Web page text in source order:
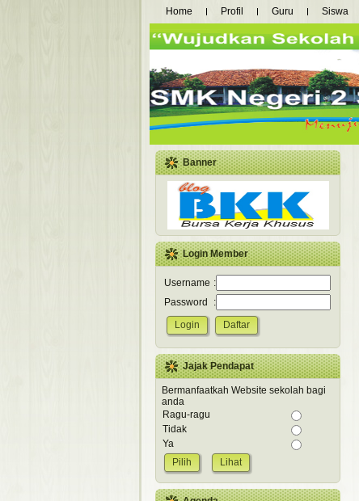
Home Profil Guru Siswa
Banner
Login Member
Username :
Password
:
Jajak Pendapat
Bermanfaatkah Website sekolah bagi
anda
Ragu-ragu
Tidak
Ya
Lihat